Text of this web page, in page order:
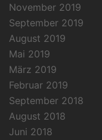
November 2019
September 2019
August 2019
Mai 2019
März 2019
Februar 2019
September 2018
August 2018
Juni 2018